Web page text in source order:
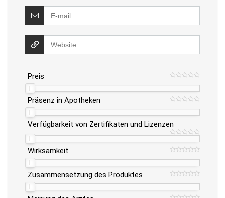
Preis
Präsenz in Apotheken
Verfügbarkeit von Zertifikaten und Lizenzen
Wirksamkeit
Zusammensetzung des Produktes